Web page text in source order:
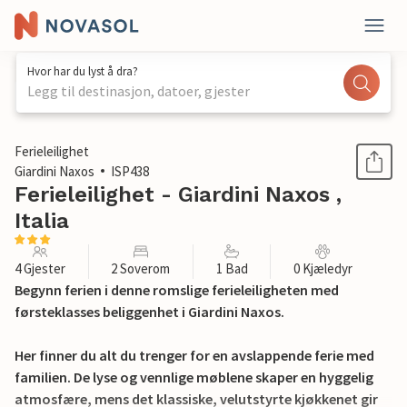
Hvor har du lyst å dra?
Legg til destinasjon, datoer, gjester
1 / 28
Ferieleilighet
Giardini Naxos
ISP438
Ferieleilighet - Giardini Naxos ,
Italia
4 Gjester 2 Soverom 1 Bad 0 Kjæledyr
Begynn ferien i denne romslige ferieleiligheten med
førsteklasses beliggenhet i Giardini Naxos.
Her finner du alt du trenger for en avslappende ferie med
familien. De lyse og vennlige møblene skaper en hyggelig
atmosfære, mens det klassiske, velutstyrte kjøkkenet gir